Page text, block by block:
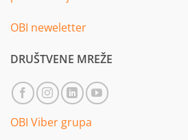
OBI neweletter
DRUŠTVENE MREŽE
OBI Viber grupa